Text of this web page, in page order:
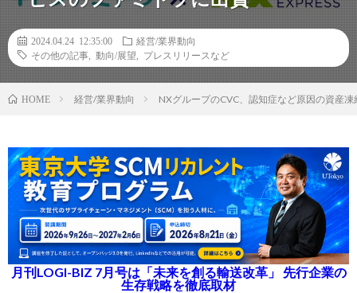
2024.04.24 12:35:00
経営/業界動向
その他の記事
動向/展望 プレスリリースなど
HOME 経営/業界動向 NXグループのCVC、認知症など原因の資産
月刊LOGI-BIZ 7月号は「未来を創る輸送改革」 先行企業の
生存戦略を徹底取材